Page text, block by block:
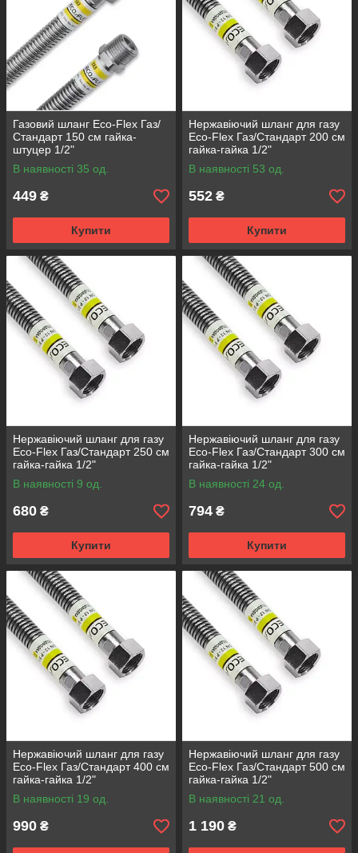
Газовий шланг Eco-Flex Газ/
Стандарт 150 см гайка-
штуцер 1/2"
В наявності 35 од.
449 ₴
Купити
Нержавіючий шланг для газу
Eco-Flex Газ/Стандарт 200 см
гайка-гайка 1/2"
В наявності 53 од.
552 ₴
Купити
Нержавіючий шланг для газу
Eco-Flex Газ/Стандарт 250 см
гайка-гайка 1/2"
В наявності 9 од.
680 ₴
Купити
Нержавіючий шланг для газу
Eco-Flex Газ/Стандарт 300 см
гайка-гайка 1/2"
В наявності 24 од.
794 ₴
Купити
Нержавіючий шланг для газу
Eco-Flex Газ/Стандарт 400 см
гайка-гайка 1/2"
В наявності 19 од.
990 ₴
Нержавіючий шланг для газу
Eco-Flex Газ/Стандарт 500 см
гайка-гайка 1/2"
В наявності 21 од.
1 190 ₴